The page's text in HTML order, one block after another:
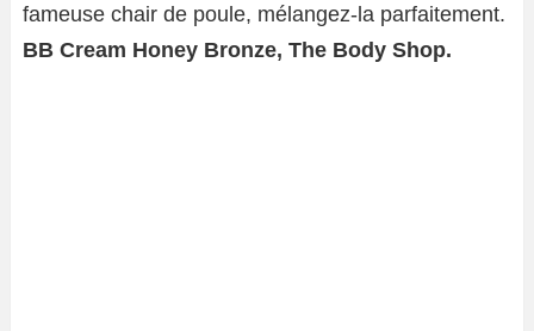
fameuse chair de poule, mélangez-la parfaitement.
BB Cream Honey Bronze, The Body Shop.